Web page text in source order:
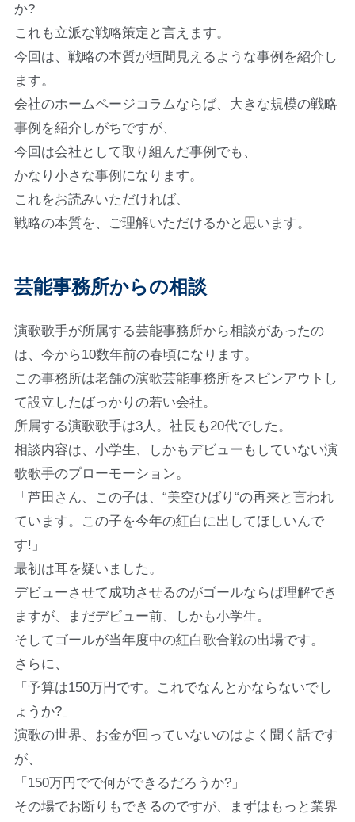
か?
これも立派な戦略策定と言えます。
今回は、戦略の本質が垣間見えるような事例を紹介し
ます。
会社のホームページコラムならば、大きな規模の戦略
事例を紹介しがちですが、
今回は会社として取り組んだ事例でも、
かなり小さな事例になります。
これをお読みいただければ、
戦略の本質を、ご理解いただけるかと思います。
芸能事務所からの相談
演歌歌手が所属する芸能事務所から相談があったの
は、今から10数年前の春頃になります。
この事務所は老舗の演歌芸能事務所をスピンアウトし
て設立したばっかりの若い会社。
所属する演歌歌手は3人。社長も20代でした。
相談内容は、小学生、しかもデビューもしていない演
歌歌手のプローモーション。
「芦田さん、この子は、“美空ひばり“の再来と言われ
ています。この子を今年の紅白に出してほしいんで
す!」
最初は耳を疑いました。
デビューさせて成功させるのがゴールならば理解でき
ますが、まだデビュー前、しかも小学生。
そしてゴールが当年度中の紅白歌合戦の出場です。
さらに、
「予算は150万円です。これでなんとかならないでし
ょうか?」
演歌の世界、お金が回っていないのはよく聞く話です
が、
「150万円でで何ができるだろうか?」
その場でお断りもできるのですが、まずはもっと業界